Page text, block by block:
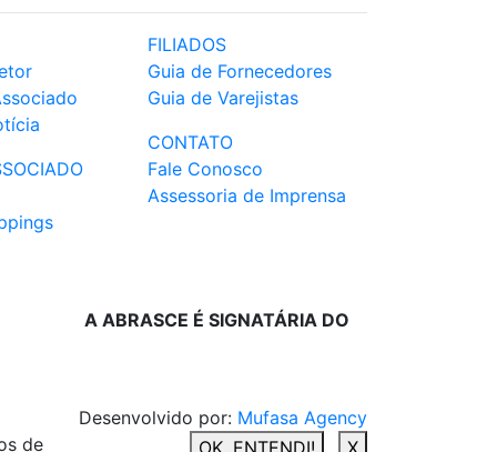
FILIADOS
Guia de Fornecedores
Guia de Varejistas
CONTATO
Fale Conosco
Assessoria de Imprensa
A ABRASCE É SIGNATÁRIA DO
Desenvolvido por: Mufasa Agency
de
OK, ENTENDI! X